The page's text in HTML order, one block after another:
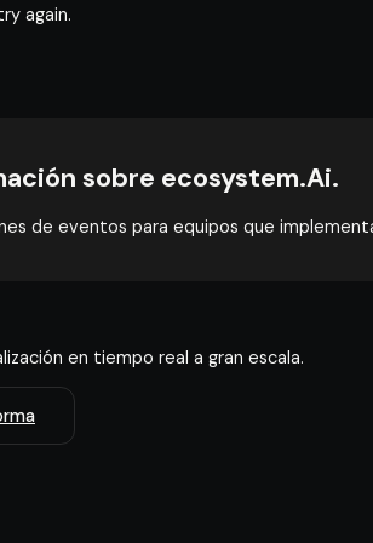
again.
sobre ecosystem.Ai.
de eventos para equipos que
en tiempo real a gran escala.